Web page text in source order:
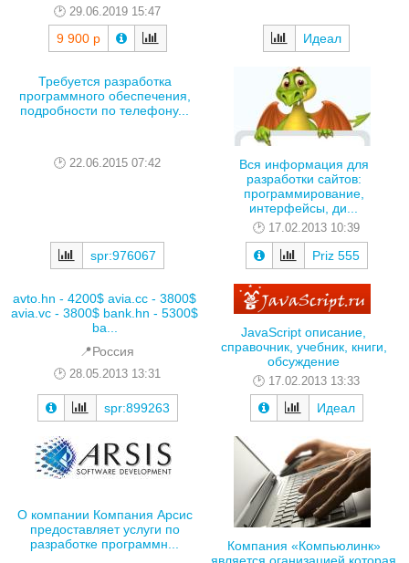
29.06.2019 15:47
9 900 р Идеал
Требуется разработка
программного обеспечения,
подробности по телефону...
22.06.2015 07:42
spr:976067
Вся информация для
разработки сайтов:
программирование,
интерфейсы, ди...
17.02.2013 10:39
Priz 555
avto.hn - 4200$ avia.cc - 3800$
avia.vc - 3800$ bank.hn - 5300$
ba...
📍Россия
28.05.2013 13:31
spr:899263
JavaScript описание,
справочник, учебник, книги,
обсуждение
17.02.2013 13:33
Идеал
О компании Компания Арсис
предоставляет услуги по
разработке программн...
Компания «Компьюлинк»